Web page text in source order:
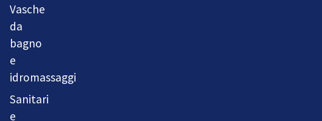
Vasche
da
bagno
e
idromassaggi
Sanitari
e